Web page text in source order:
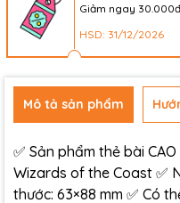
Giảm ngay
HSD: 31/12/2026
Mô tả sản phẩm
✅ Sản phẩm thẻ bài
Wizards of the Coast ✅
thước: 63×88 mm ✅ Có